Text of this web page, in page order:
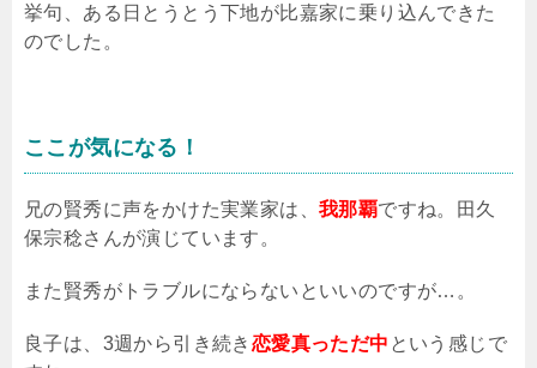
挙句、ある日とうとう下地が比嘉家に乗り込んできた
のでした。
ここが気になる！
兄の賢秀に声をかけた実業家は、 我那覇ですね。田久
保宗稔さんが演じています。
また賢秀がトラブルにならないといいのですが…。
良子は、3週から引き続き 恋愛真っただ中 という感じで